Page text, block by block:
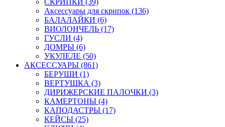
Аксессуары для скрипок (136)
БАЛАЛАЙКИ (6)
ВИОЛОНЧЕЛЬ (17)
ГУСЛИ (4)
ДОМРЫ (6)
УКУЛЕЛЕ (50)
АКСЕССУАРЫ (861)
БЕРУШИ (1)
ВЕРТУШКА (3)
ДИРИЖЕРСКИЕ ПАЛОЧКИ (3)
КАМЕРТОНЫ (4)
КАПОДАСТРЫ (17)
КЕЙСЫ (25)